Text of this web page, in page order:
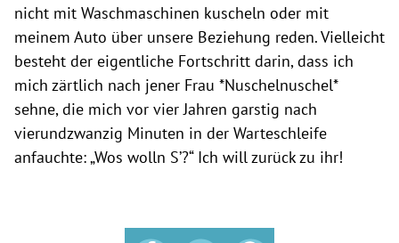
nicht mit Waschmaschinen kuscheln oder mit
meinem Auto über unsere Beziehung reden. Vielleicht
besteht der eigentliche Fortschritt darin, dass ich
mich zärtlich nach jener Frau *Nuschelnuschel*
sehne, die mich vor vier Jahren garstig nach
vierundzwanzig Minuten in der Warteschleife
anfauchte: „Wos wolln S’?“ Ich will zurück zu ihr!